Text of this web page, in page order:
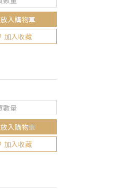
放入購物車
加入收藏
放入購物車
加入收藏